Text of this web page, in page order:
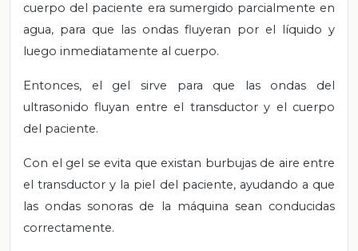
cuerpo del paciente era sumergido parcialmente en
agua, para que las ondas fluyeran por el líquido y
luego inmediatamente al cuerpo.
Entonces, el gel sirve para que las ondas del
ultrasonido fluyan entre el transductor y el cuerpo
del paciente.
Con el gel se evita que existan burbujas de aire entre
el transductor y la piel del paciente, ayudando a que
las ondas sonoras de la máquina sean conducidas
correctamente.